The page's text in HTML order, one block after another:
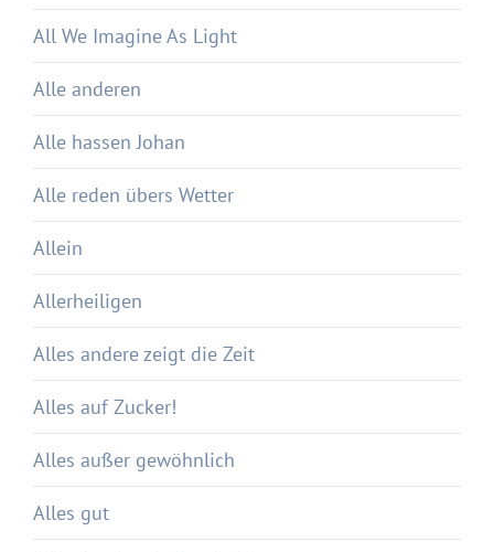
All We Imagine As Light
Alle anderen
Alle hassen Johan
Alle reden übers Wetter
Allein
Allerheiligen
Alles andere zeigt die Zeit
Alles auf Zucker!
Alles außer gewöhnlich
Alles gut